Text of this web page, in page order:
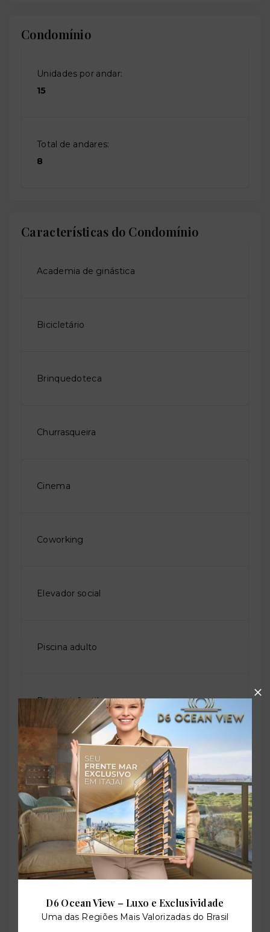
Condomínio
Unidades por andar:
15
Total de andares:
8
Características do Condomínio
Academia de ginástica
Bicicletário
Brinquedoteca
Churrasqueira
Cinema
Coworking
Elevador social
Piscina adulto
Piscina infantil
Playground
Sala de jogos
Salão de festas
Solarium
D6 Ocean View – Luxo e Exclusividade
Uma das Regiões Mais Valorizadas do Brasil